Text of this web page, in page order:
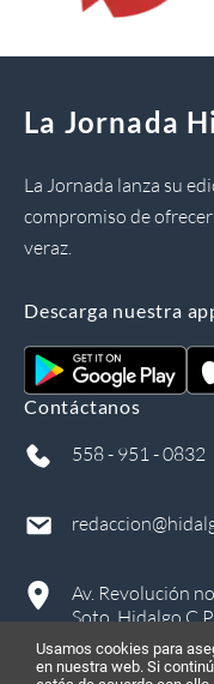
La Jornada
La Jornada lanza su
compromiso de
veraz.
Descarga nuestra
Contáctanos
558 - 951 - 0832
Av. Revolución
Soto, Hidalgo
Usamos cookies para
en nuestra web. Si